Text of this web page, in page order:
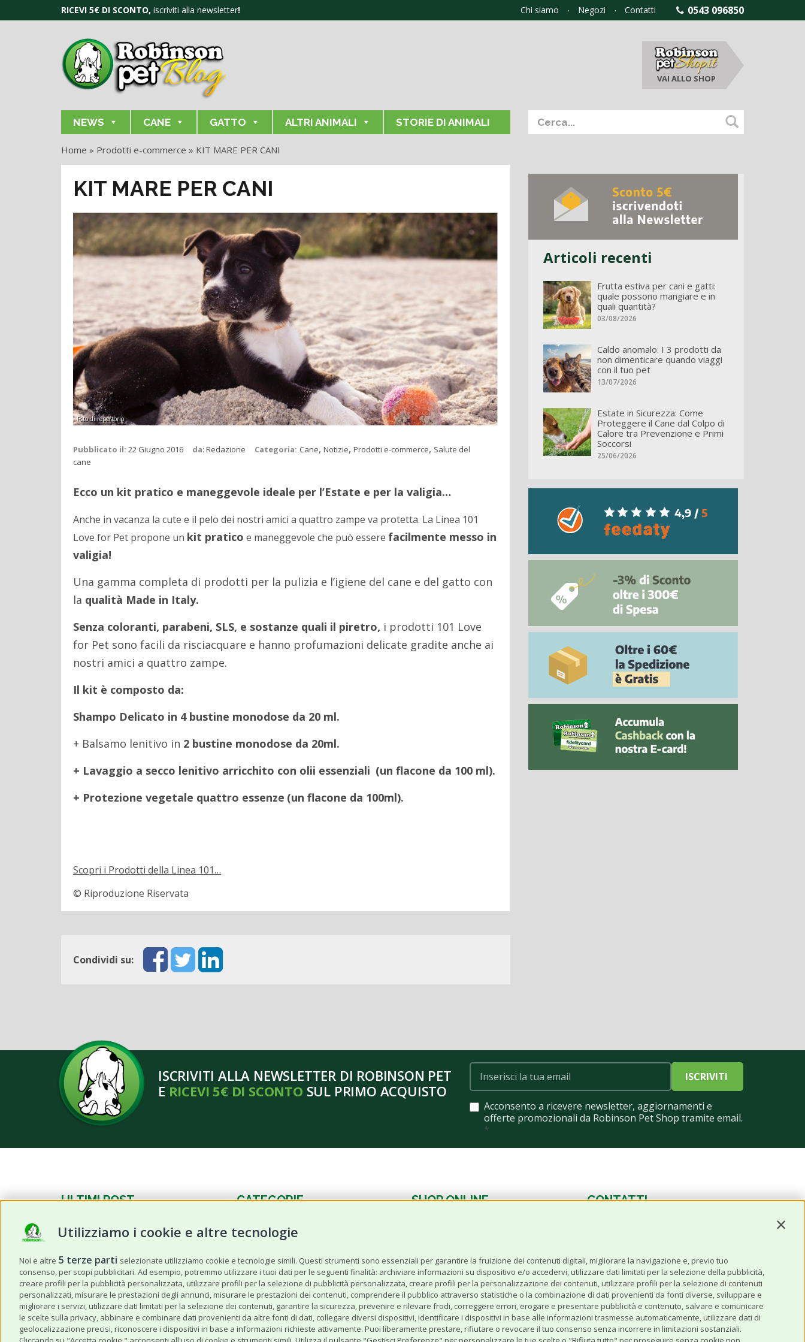
Utilizziamo i cookie e altre tecnologie
Noi e altre 5 terze parti selezionate utilizziamo cookie e tecnologie simili. Questi strumenti sono essenziali per garantire la fruizione dei contenuti digitali, migliorare la navigazione e, previo tuo
consenso, per scopi pubblicitari. Ad esempio, potremmo utilizzare i tuoi dati per le seguenti finalità: archiviare informazioni su dispositivo e/o accedervi, utilizzare dati limitati per la selezione della pubblicità,
creare profili per la pubblicità personalizzata, utilizzare profili per la selezione di pubblicità personalizzata, creare profili per la personalizzazione dei contenuti, utilizzare profili per la selezione di contenuti
personalizzati, misurare le prestazioni degli annunci, misurare le prestazioni dei contenuti, comprendere il pubblico attraverso statistiche o la combinazione di dati provenienti da fonti diverse, sviluppare e
migliorare i servizi, utilizzare dati limitati per la selezione dei contenuti, garantire la sicurezza, prevenire e rilevare frodi, correggere errori, erogare e presentare pubblicità e contenuto, salvare e comunicare
le scelte sulla privacy, abbinare e combinare dati provenienti da altre fonti di dati, collegare diversi dispositivi, identificare i dispositivi in base alle informazioni trasmesse automaticamente, utilizzare dati di
geolocalizzazione precisi, riconoscere i dispositivi in base a informazioni richieste attivamente. Puoi liberamente prestare, rifiutare o revocare il tuo consenso senza incorrere in limitazioni sostanziali.
RICEVI 5€ DI SCONTO, iscriviti alla newsletter! Chi siamo Negozi Contatti 0543 096850
VAI ALLO SHOP
NEWS CANE GATTO ALTRI ANIMALI STORIE DI ANIMALI
Home » Prodotti e-commerce » KIT MARE PER CANI
KIT MARE PER CANI
Foto di repertorio
Pubblicato il: 22 Giugno 2016 da: Redazione Categoria: Cane, Notizie, Prodotti e-commerce, Salute del
cane
Ecco un kit pratico e maneggevole ideale per l’Estate e per la valigia…
Anche in vacanza la cute e il pelo dei nostri amici a quattro zampe va protetta. La Linea 101
Love for Pet propone un kit pratico e maneggevole che può essere facilmente messo in
valigia!
Una gamma completa di prodotti per la pulizia e l’igiene del cane e del gatto con
la qualità Made in Italy.
Senza coloranti, parabeni, SLS, e sostanze quali il piretro, i prodotti 101 Love
for Pet sono facili da risciacquare e hanno profumazioni delicate gradite anche ai
nostri amici a quattro zampe.
Il kit è composto da:
Shampo Delicato in 4 bustine monodose da 20 ml.
+ Balsamo lenitivo in 2 bustine monodose da 20ml.
+ Lavaggio a secco lenitivo arricchito con olii essenziali (un flacone da 100 ml).
+ Protezione vegetale quattro essenze (un flacone da 100ml).
Scopri i Prodotti della Linea 101…
© Riproduzione Riservata
Condividi su:
Articoli recenti
Frutta estiva per cani e gatti:
quale possono mangiare e in
quali quantità?
03/08/2026
Caldo anomalo: I 3 prodotti da
non dimenticare quando viaggi
con il tuo pet
13/07/2026
Estate in Sicurezza: Come
Proteggere il Cane dal Colpo di
Calore tra Prevenzione e Primi
Soccorsi
25/06/2026
ISCRIVITI ALLA NEWSLETTER DI ROBINSON PET
E RICEVI 5€ DI SCONTO SUL PRIMO ACQUISTO
ISCRIVITI
Acconsento a ricevere newsletter, aggiornamenti e
offerte promozionali da Robinson Pet Shop tramite email.
*
ULTIMI POST
Frutta estiva per cani e gatti:
quali quantità?
Caldo anomalo: I 3 prodotti da
non dimenticare quando viaggi
con il tuo pet
Estate in Sicurezza: Come
CATEGORIE
News
Cane
Gatto
Altri Animali
Storie di Animali
SHOP ONLINE
Gatto
Offerte‌ del‌ mese
Selezionati da Robinson
CONTATTI
Contattaci